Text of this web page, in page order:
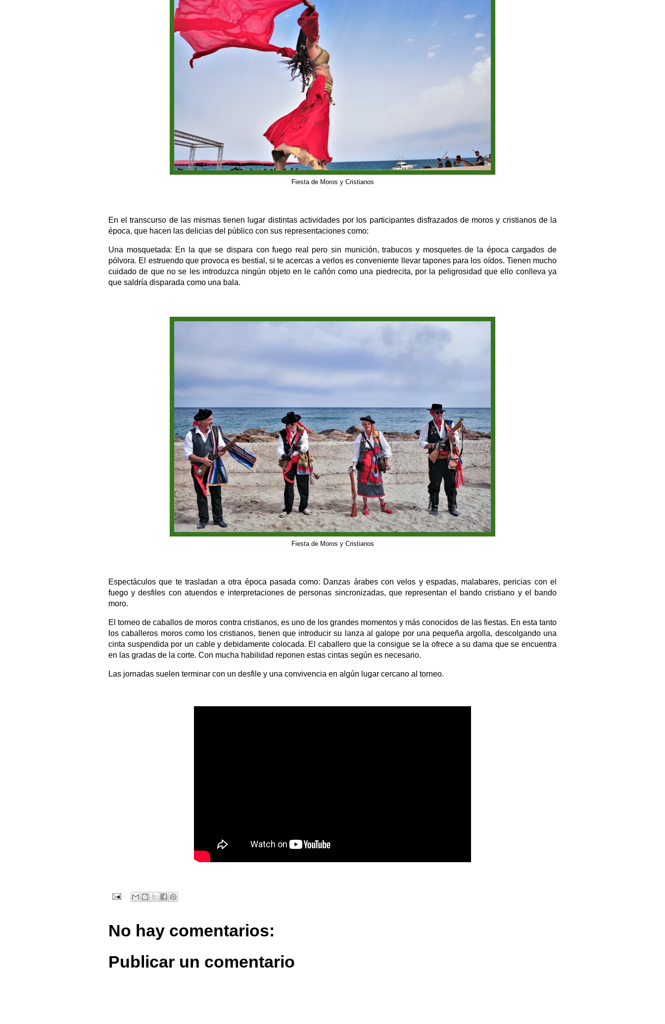
Fiesta de Moros y Cristianos
En el transcurso de las mismas tienen lugar distintas actividades por los participantes disfrazados de moros y cristianos de la
época, que hacen las delicias del público con sus representaciones como:
Una mosquetada: En la que se dispara con fuego real pero sin munición, trabucos y mosquetes de la época cargados de
pólvora. El estruendo que provoca es bestial, si te acercas a verlos es conveniente llevar tapones para los oídos. Tienen mucho
cuidado de que no se les introduzca ningún objeto en le cañón como una piedrecita, por la peligrosidad que ello conlleva ya
que saldría disparada como una bala.
Fiesta de Moros y Cristianos
Espectáculos que te trasladan a otra época pasada como: Danzas árabes con velos y espadas, malabares, pericias con el
fuego y desfiles con atuendos e interpretaciones de personas sincronizadas, que representan el bando cristiano y el bando
moro.
El torneo de caballos de moros contra cristianos, es uno de los grandes momentos y más conocidos de las fiestas. En esta tanto
los caballeros moros como los cristianos, tienen que introducir su lanza al galope por una pequeña argolla, descolgando una
cinta suspendida por un cable y debidamente colocada. El caballero que la consigue se la ofrece a su dama que se encuentra
en las gradas de la corte. Con mucha habilidad reponen estas cintas según es necesario.
Las jornadas suelen terminar con un desfile y una convivencia en algún lugar cercano al torneo.
No hay comentarios:
Publicar un comentario